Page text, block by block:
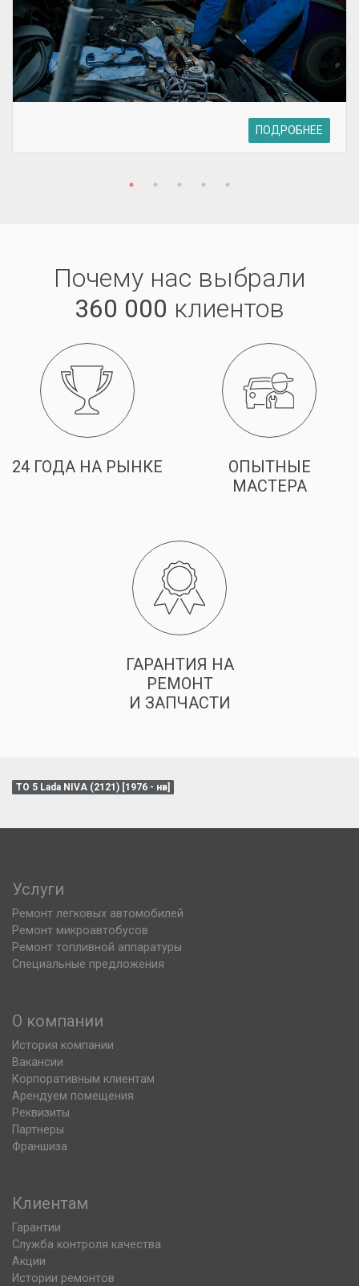
ПОДРОБНЕЕ
Почему нас выбрали
360 000 клиентов
24 ГОДА НА РЫНКЕ
ОПЫТНЫЕ
МАСТЕРА
ГАРАНТИЯ НА
РЕМОНТ
И ЗАПЧАСТИ
ТО 5 Lada NIVA (2121) [1976 - нв]
Услуги
Ремонт легковых автомобилей
Ремонт микроавтобусов
Ремонт топливной аппаратуры
Специальные предложения
О компании
История компании
Вакансии
Корпоративным клиентам
Арендуем помещения
Реквизиты
Партнеры
Франшиза
Клиентам
Гарантии
Служба контроля качества
Акции
Истории ремонтов